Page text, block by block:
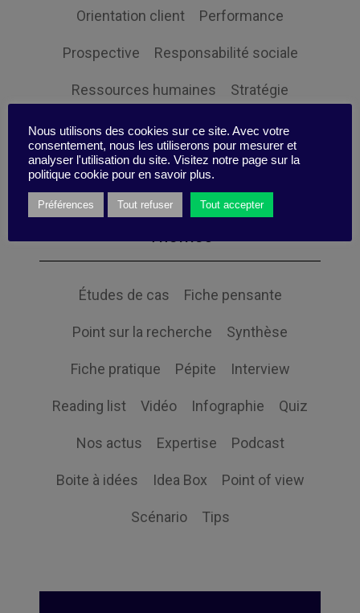
Orientation client Performance
Prospective Responsabilité sociale
Ressources humaines Stratégie
Expertise
Études de cas Fiche pensante
Point sur la recherche Synthèse
Fiche pratique Pépite Interview
Reading list Vidéo Infographie Quiz
Nos actus Expertise Podcast
Boite à idées Idea Box Point of view
Scénario Tips
Nous utilisons des cookies sur ce site. Avec votre
consentement, nous les utiliserons pour mesurer et
analyser l'utilisation du site. Visitez notre page sur la
politique cookie pour en savoir plus.
Préférences Tout refuser Tout accepter